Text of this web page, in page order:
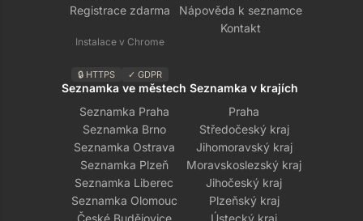
Registrace zdarma
Instalace v Chrome
🔒 HTTPS ✓ GDPR
Nápověda k seznamce
Kontakt
Seznamka ve městech
Seznamka Praha
Seznamka Brno
Seznamka Ostrava
Seznamka Plzeň
Seznamka Liberec
Seznamka Olomouc
České Budějovice
Seznamka v krajích
Praha
Středočeský kraj
Jihomoravský kraj
Moravskoslezský kraj
Jihočeský kraj
Plzeňský kraj
Ústecký kraj